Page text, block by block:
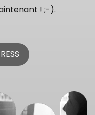
! ;-).